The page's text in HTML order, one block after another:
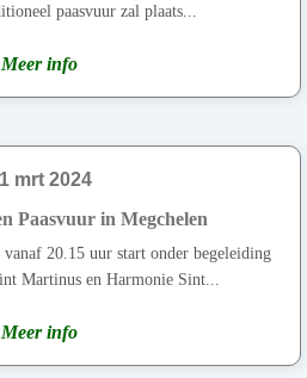
paasvuur zal plaats...
Meer info
mrt 2024
Paasvuur in Megchelen
vanaf 20.15 uur start onder begeleiding
Martinus en Harmonie Sint...
Meer info